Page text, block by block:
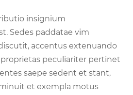
insignium
Sedes paddatae vim
accentus extenuando
proprietas peculiariter pertinet
saepe sedent et stant,
et exempla motus